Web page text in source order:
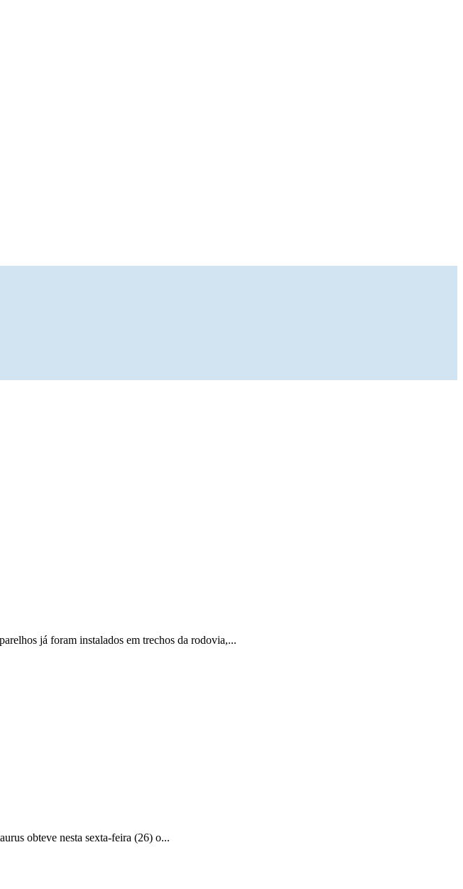
já foram instalados em trechos da rodovia,...
obteve nesta sexta-feira (26) o...